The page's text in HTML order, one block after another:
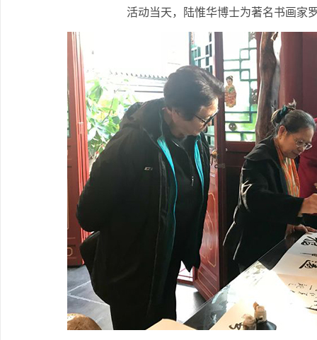
活动当天，陆惟华博士为著名书画家